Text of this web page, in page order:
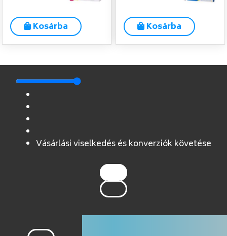
Kosárba Kosárba
Vásárlási viselkedés és konverziók követése